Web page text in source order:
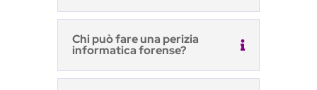
Chi può fare una perizia
informatica forense?